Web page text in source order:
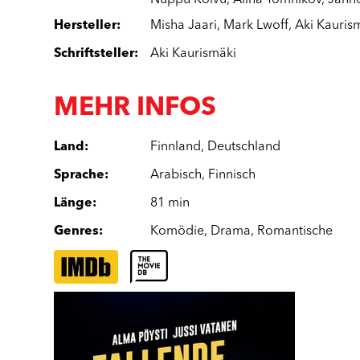
Hersteller: Misha Jaari, Mark Lwoff,Aki
Schriftsteller: Aki Kaurismäki
MEHR INFOS
Land : Finnland, Deutschland
Sprache: Arabisch, Finnisch
Länge: 81 min
Genres: Komödie, Drama, Romantische